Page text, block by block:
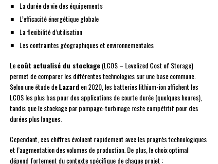
La durée de vie des équipements
L’efficacité énergétique globale
La flexibilité d’utilisation
Les contraintes géographiques et environnementales
Lecoût actualisé du stockage(LCOS – Levelized Cost of Storage)
permet de comparer les différentes technologies sur une base commune.
Selon une étude deLazard en 2020, les batteries lithium-ion affichent les
LCOS les plus bas pour des applications de courte durée (quelques heures),
tandis que le stockage par pompage-turbinage reste compétitif pour des
durées plus longues.
Cependant, ces chiffres évoluent rapidement avec les progrès technologiques
et l’augmentation des volumes de production. De plus, le choix optimal
dépend fortement du contexte spécifique de chaque projet :